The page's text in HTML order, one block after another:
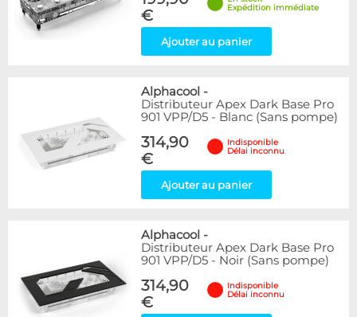
€
Expédition immédiate
Ajouter au panier
Alphacool -
Distributeur Apex Dark Base Pro
901 VPP/D5 - Blanc (Sans pompe)
314,90
€
Indisponible
Délai inconnu
Ajouter au panier
Alphacool -
Distributeur Apex Dark Base Pro
901 VPP/D5 - Noir (Sans pompe)
314,90
€
Indisponible
Délai inconnu